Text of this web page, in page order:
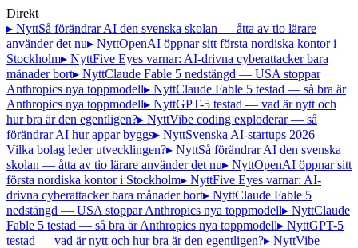
Direkt
▸ NyttSå förändrar AI den svenska skolan — åtta av tio lärare
använder det nu▸ NyttOpenAI öppnar sitt första nordiska kontor i
Stockholm▸ NyttFive Eyes varnar: AI-drivna cyberattacker bara
månader bort▸ NyttClaude Fable 5 nedstängd — USA stoppar
Anthropics nya toppmodell▸ NyttClaude Fable 5 testad — så bra är
Anthropics nya toppmodell▸ NyttGPT-5 testad — vad är nytt och
hur bra är den egentligen?▸ NyttVibe coding exploderar — så
förändrar AI hur appar byggs▸ NyttSvenska AI-startups 2026 —
Vilka bolag leder utvecklingen?▸ NyttSå förändrar AI den svenska
skolan — åtta av tio lärare använder det nu▸ NyttOpenAI öppnar sitt
första nordiska kontor i Stockholm▸ NyttFive Eyes varnar: AI-
drivna cyberattacker bara månader bort▸ NyttClaude Fable 5
nedstängd — USA stoppar Anthropics nya toppmodell▸ NyttClaude
Fable 5 testad — så bra är Anthropics nya toppmodell▸ NyttGPT-5
testad — vad är nytt och hur bra är den egentligen?▸ NyttVibe